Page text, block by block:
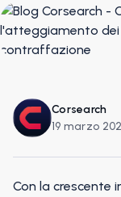
Corsearch
19 marzo
Con la crescente